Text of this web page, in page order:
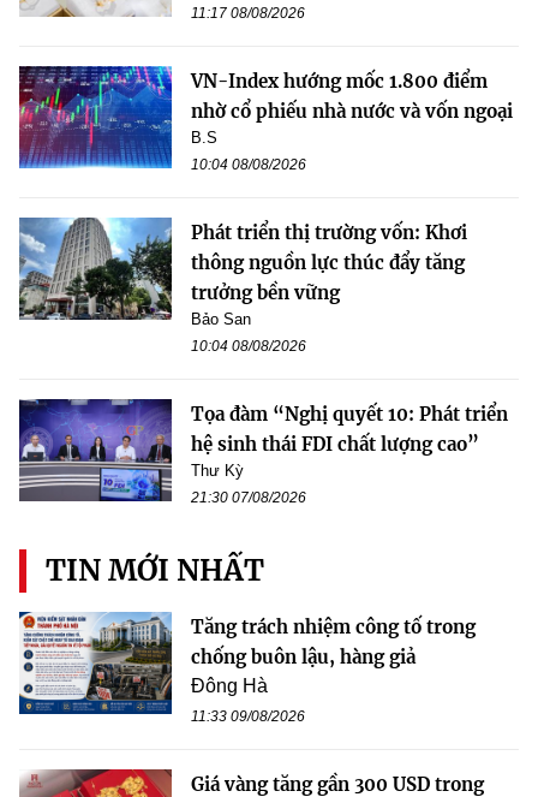
11:17 08/08/2026
VN-Index hướng mốc 1.800 điểm
nhờ cổ phiếu nhà nước và vốn ngoại
B.S
10:04 08/08/2026
Phát triển thị trường vốn: Khơi
thông nguồn lực thúc đẩy tăng
trưởng bền vững
Bảo San
10:04 08/08/2026
Tọa đàm “Nghị quyết 10: Phát triển
hệ sinh thái FDI chất lượng cao”
Thư Kỳ
21:30 07/08/2026
TIN MỚI NHẤT
Tăng trách nhiệm công tố trong
chống buôn lậu, hàng giả
Đông Hà
11:33 09/08/2026
Giá vàng tăng gần 300 USD trong